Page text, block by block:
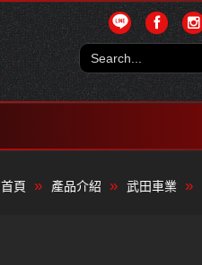
首頁 產品介紹 武田車業